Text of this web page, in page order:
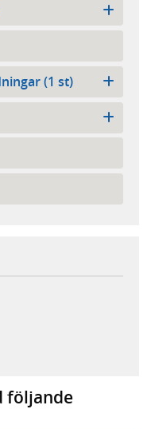
(1 st)
extern webbplats,
webbplats,
följande